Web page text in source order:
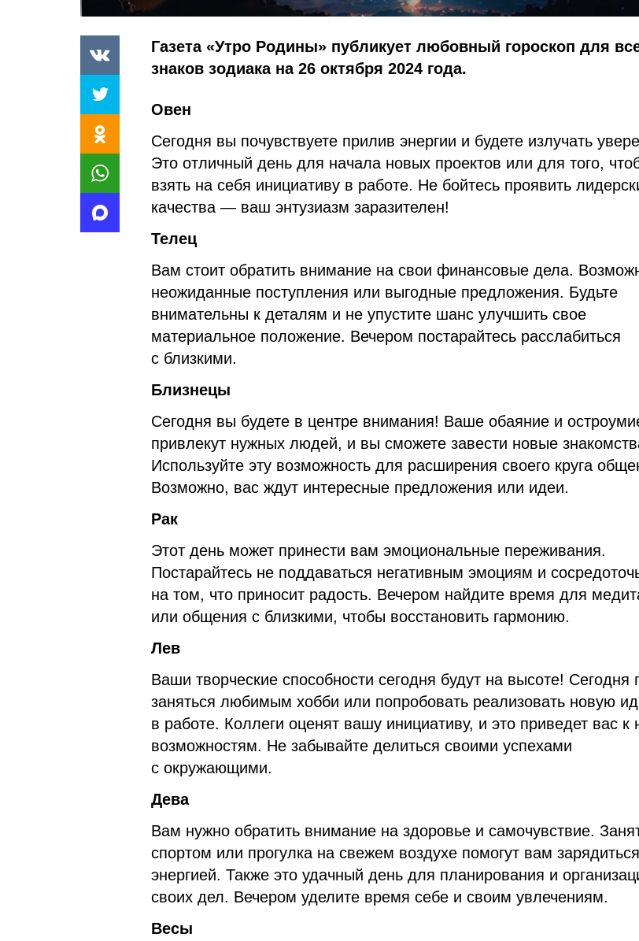
Газета «Утро Родины» публикует любовный гороскоп для
знаков зодиака на 26 октября 2024 года.
Овен
Сегодня вы почувствуете прилив энергии и будете излучать
Это отличный день для начала новых проектов или для того,
взять на себя инициативу в работе. Не бойтесь проявить
качества — ваш энтузиазм заразителен!
Телец
Вам стоит обратить внимание на свои финансовые дела.
неожиданные поступления или выгодные предложения. Будьте
внимательны к деталям и не упустите шанс улучшить свое
материальное положение. Вечером постарайтесь расслабиться
с близкими.
Близнецы
Сегодня вы будете в центре внимания! Ваше обаяние и
привлекут нужных людей, и вы сможете завести новые
Используйте эту возможность для расширения своего круга
Возможно, вас ждут интересные предложения или идеи.
Рак
Этот день может принести вам эмоциональные переживания.
Постарайтесь не поддаваться негативным эмоциям и
на том, что приносит радость. Вечером найдите время для
или общения с близкими, чтобы восстановить гармонию.
Лев
Ваши творческие способности сегодня будут на высоте! Сегодня
заняться любимым хобби или попробовать реализовать новую
в работе. Коллеги оценят вашу инициативу, и это приведет вас к
возможностям. Не забывайте делиться своими успехами
с окружающими.
Дева
Вам нужно обратить внимание на здоровье и самочувствие.
спортом или прогулка на свежем воздухе помогут вам зарядиться
энергией. Также это удачный день для планирования и
своих дел. Вечером уделите время себе и своим увлечениям.
Весы